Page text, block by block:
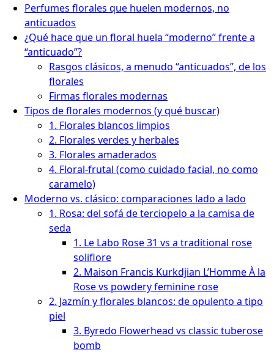
Perfumes florales que huelen modernos, no
anticuados
¿Qué hace que un floral huela “moderno” frente a
“anticuado”?
Rasgos clásicos, a menudo “anticuados”, de los
florales
Firmas florales modernas
Tipos de florales modernos (y qué buscar)
1. Florales blancos limpios
2. Florales verdes y herbales
3. Florales amaderados
4. Floral-frutal (como cuidado facial, no como
caramelo)
Moderno vs. clásico: comparaciones lado a lado
1. Rosa: del sofá de terciopelo a la camisa de
seda
1. Le Labo Rose 31 vs a traditional rose
soliflore
2. Maison Francis Kurkdjian L’Homme À la
Rose vs powdery feminine rose
2. Jazmín y florales blancos: de opulento a tipo
piel
3. Byredo Flowerhead vs classic tuberose
bomb